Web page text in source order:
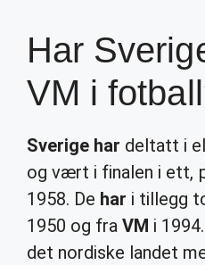
Har
VM i
Sverige har deltatt i
og vært i finalen i ett,
1958. De har i tillegg
1950 og fraVM i 1994.
det nordiske landet